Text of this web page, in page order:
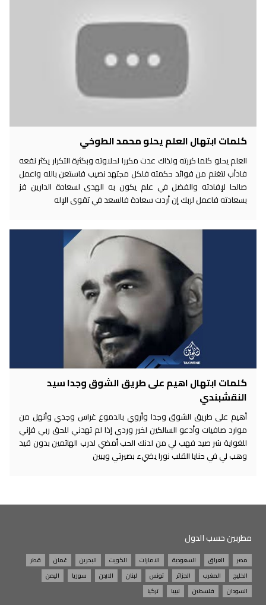
كلمات ابتهال العلم يحلو محمد الطوخي
العلم يحلو كلما كررته ولذاك عدت مكررا لحلاوته وبكثرة التكرار يكثر نفعه
فادأب لتغنم من فوائد حكمته فلكل مجتهد نصيب فاستعن بالله واعمل
صالحا لإفادته والفضل في علم يكون به الهدى لسعادة الدارين فز
بسعادته فاعمل لربك إن أردت سعادة فالسعد في تقوى الإله
كلمات ابتهال اهيم على طريق الشوق وجدا سيد
النقشبندي
أهيم على طريق الشوق وجدا وأروي بالدموع غراس وجدي وأنهل من
موارد صافيات وأدعو السالكين لخير وردي إذا لم تهدني للحق ربي فإني
للغواية شر صيد فهب لي من لدنك الحب أمضي لدرب الهائمين بدون قيد
وهب لي في حنايا القلب نورا يضيء بصيرتي ويبين
مطربين حسب الدول
مصر العراق السعودية الامارات الكويت البحرين عُمان
قطر
الخليج
المغرب الجزائر تونس لبنان الاردن سوريا
اليمن
السودان
فلسطين ليبيا تركيا